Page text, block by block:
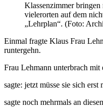
Klassenzimmer bringen
vielerorten auf dem
„Lehrplan“. (Foto:
Einmal fragte Klaus Frau
runtergehn.
Frau Lehmann unterbrach mit
sagte: jetzt müsse sie sich erst
sagte noch mehrmals an